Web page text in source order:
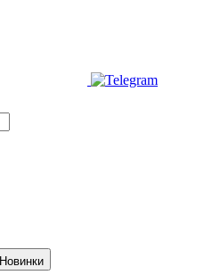
Новинки